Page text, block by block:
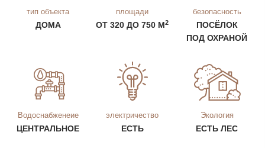
тип объекта
ДОМА
площади
ОТ 320 ДО 750 М2
безопасность
ПОСЁЛОК
ПОД ОХРАНОЙ
Водоснабженеие
ЦЕНТРАЛЬНОЕ
электричество
ЕСТЬ
Экология
ЕСТЬ ЛЕС